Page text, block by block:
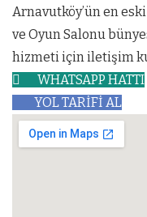
Arnavutköy’ün en
ve Oyun Salonu
hizmeti için iletişim
WHATSAPP HATTI
YOL TARİFİ AL